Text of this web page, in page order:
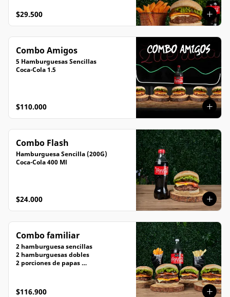
$29.500
Combo Amigos
5 Hamburguesas Sencillas
Coca-Cola 1.5
$110.000
Combo Flash
Hamburguesa Sencilla (200G)
Coca-Cola 400 Ml
$24.000
Combo familiar
2 hamburguesa sencillas
2 hamburguesas dobles
2 porciones de papas
$116.900